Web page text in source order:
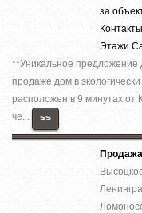
за
Этажи
**Уникальное предложение
продаже дом в
расположен в 9 минутах от
че...
>>